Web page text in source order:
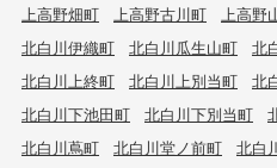
上高野畑町
上高野古川町 上高野
北白川伊織町
北白川瓜生山町 北
北白川上終町
北白川上別当町 北
北白川下池田町
北白川下別当町
北白川蔦町
北白川堂ノ前町 北白